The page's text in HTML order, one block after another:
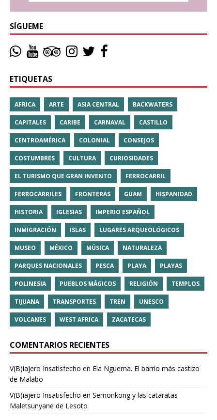
SÍGUEME
ETIQUETAS
AFRICA ARTE ASIA CENTRAL BACKWATERS
CAPITALES CARIBE CARNAVAL CASTILLO
CENTROAMÉRICA COLONIAL CONSEJOS
COSTUMBRES CULTURA CURIOSIDADES
EL TURISMO QUE GRAN INVENTO FERROCARRIL
FERROCARRILES FRONTERAS GUAM HISPANIDAD
HISTORIA IGLESIAS IMPERIO ESPAÑOL
INMIGRACIÓN ISLAS LUGARES ARQUEOLÓGICOS
MUSEO MÉXICO MÚSICA NATURALEZA
PARQUES NACIONALES PESCA PLAYA PLAYAS
POLINESIA PUEBLOS MÁGICOS RELIGIÓN TEMPLOS
TIJUANA TRANSPORTES TREN UNESCO
VOLCANES WEST AFRICA ZACATECAS
COMENTARIOS RECIENTES
V(B)iajero Insatisfecho en Ela Nguema. El barrio más castizo
de Malabo
V(B)iajero Insatisfecho en Semonkong y las cataratas
Maletsunyane de Lesoto